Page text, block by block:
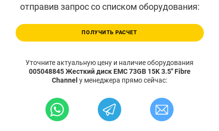
отправив запрос со списком оборудования:
ПОЛУЧИТЬ РАСЧЕТ
Уточните актуальную цену и наличие оборудования
005048845 Жесткий диск EMC 73GB 15K 3.5'' Fibre
Channel у менеджера прямо сейчас: